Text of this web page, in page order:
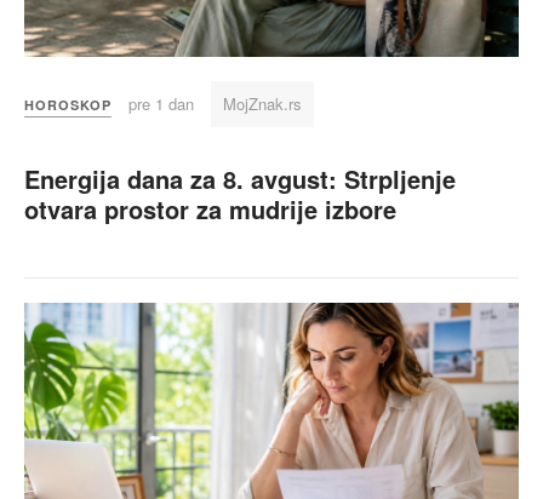
HOROSKOP pre 1 dan MojZnak.rs
Energija dana za 8. avgust: Strpljenje
otvara prostor za mudrije izbore